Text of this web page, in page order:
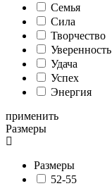
Семья
Сила
Творчество
Уверенность
Удача
Успех
Энергия
применить
Размеры
Размеры
52-55